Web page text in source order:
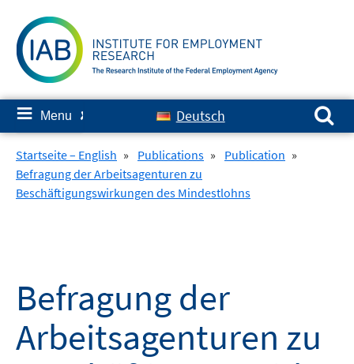
content
≡ Menu ✘ Deutsch
Search for:
Startseite – English » Publications » Publication »
Befragung der Arbeitsagenturen zu
Beschäftigungswirkungen des Mindestlohns
Befragung der
Arbeitsagenturen zu